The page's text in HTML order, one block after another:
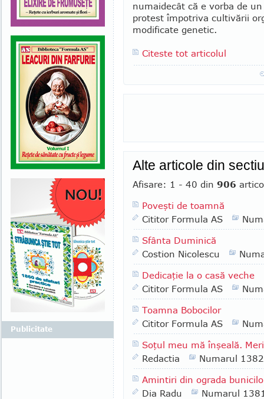
numaidecât că e vorba de
protest împotriva cultivării
mo­­di­fi­cate genetic.
Citeste tot articolul
Alte articole din
Afisare: 1 - 40 din 906
Poveşti de toamnă
Cititor Formula AS
Sfânta Duminică
Costion Nicolescu
Dedicaţie la o casă veche
Cititor Formula AS
Toamna Bobocilor
Cititor Formula AS
Soţul meu mă înşeală.
Redactia
Numarul 1382
Amintiri din ograda
Dia Radu
Numarul
Publicitate